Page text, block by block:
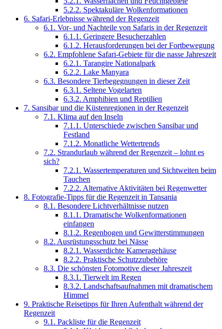
5.2.2. Spektakuläre Wolkenformationen
6. Safari-Erlebnisse während der Regenzeit
6.1. Vor- und Nachteile von Safaris in der Regenzeit
6.1.1. Geringere Besucherzahlen
6.1.2. Herausforderungen bei der Fortbewegung
6.2. Empfohlene Safari-Gebiete für die nasse Jahreszeit
6.2.1. Tarangire Nationalpark
6.2.2. Lake Manyara
6.3. Besondere Tierbegegnungen in dieser Zeit
6.3.1. Seltene Vogelarten
6.3.2. Amphibien und Reptilien
7. Sansibar und die Küstenregionen in der Regenzeit
7.1. Klima auf den Inseln
7.1.1. Unterschiede zwischen Sansibar und
Festland
7.1.2. Monatliche Wettertrends
7.2. Strandurlaub während der Regenzeit – lohnt es
sich?
7.2.1. Wassertemperaturen und Sichtweiten beim
Tauchen
7.2.2. Alternative Aktivitäten bei Regenwetter
8. Fotografie-Tipps für die Regenzeit in Tansania
8.1. Besondere Lichtverhältnisse nutzen
8.1.1. Dramatische Wolkenformationen
einfangen
8.1.2. Regenbogen und Gewitterstimmungen
8.2. Ausrüstungsschutz bei Nässe
8.2.1. Wasserdichte Kameragehäuse
8.2.2. Praktische Schutzzubehöre
8.3. Die schönsten Fotomotive dieser Jahreszeit
8.3.1. Tierwelt im Regen
8.3.2. Landschaftsaufnahmen mit dramatischem
Himmel
9. Praktische Reisetipps für Ihren Aufenthalt während der
Regenzeit
9.1. Packliste für die Regenzeit